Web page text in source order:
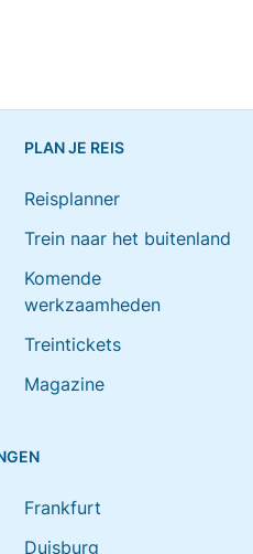
PLAN JE REIS
Reisplanner
Trein naar het buitenland
Komende
werkzaamheden
Treintickets
Magazine
Frankfurt
Duisburg